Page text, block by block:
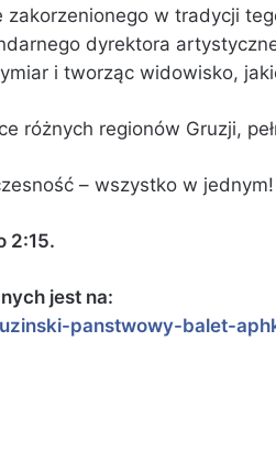
w tradycji
dyrektora
i tworząc widowisko,
różnych regionów Gruzji,
– wszystko w jednym!
2:15.
jest na:
panstwowy-balet-